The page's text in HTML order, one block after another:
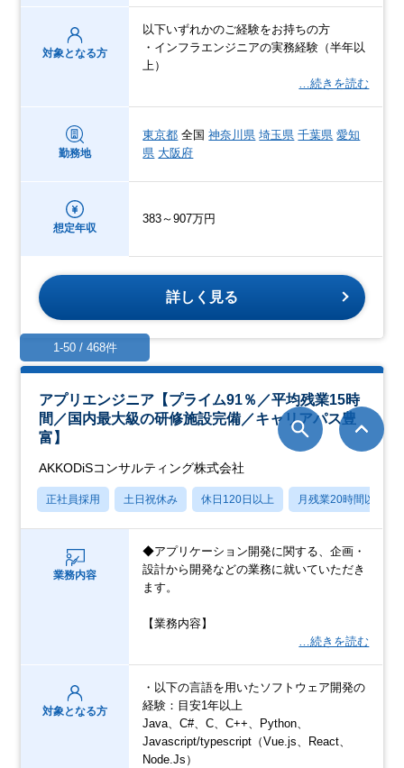
対象となる方
以下いずれかのご経験をお持ちの方
・インフラエンジニアの実務経験（半年以
上）
…続きを読む
勤務地
東京都 全国神奈川県 埼玉県 千葉県 愛知
県 大阪府
想定年収
383～907万円
詳しく見る
アプリエンジニア【プライム91％／平均残業15時
間／国内最大級の研修施設完備／キャリアパス豊
富】
AKKODiSコンサルティング株式会社
正社員採用 土日祝休み 休日120日以上 月残業20時間以内
業務内容
◆アプリケーション開発に関する、企画・
設計から開発などの業務に就いていただき
ます。
【業務内容】
…続きを読む
対象となる方
・以下の言語を用いたソフトウェア開発の
経験：目安1年以上
Java、C#、C、C++、Python、
Javascript/typescript（Vue.js、React、
Node.Js）
1-50 / 468件